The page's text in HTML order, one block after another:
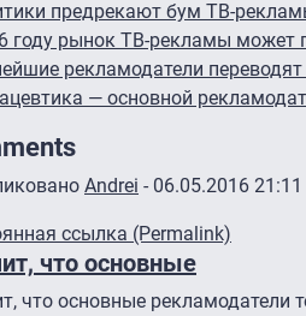
предрекают бум ТВ-
году рынок ТВ-рекламы может
рекламодатели
— основной
Andrei - 06.05.2016 21:11
ссылка (Permalink)
что основные
что основные рекламодатели